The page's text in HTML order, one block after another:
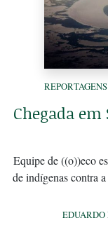
REPORTAGENS
Chegada
Equipe de ((o))eco
de indígenas contra
EDUARDO